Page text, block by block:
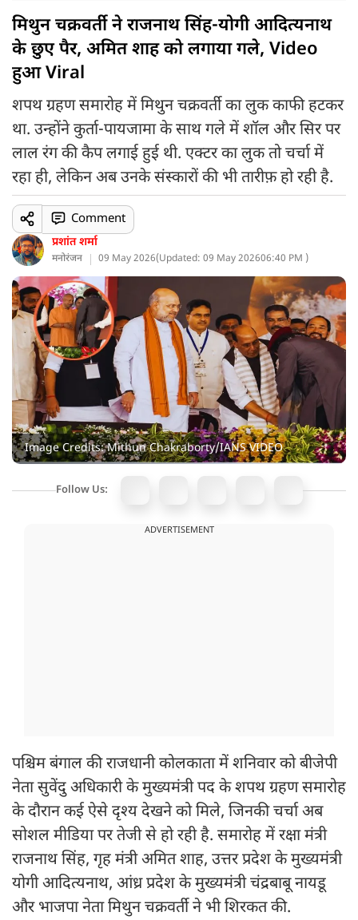
मिथुन चक्रवर्ती ने राजनाथ सिंह-योगी आदित्यनाथ
के छुए पैर, अमित शाह को लगाया गले, Video
हुआ Viral
शपथ ग्रहण समारोह में मिथुन चक्रवर्ती का लुक काफी हटकर
था. उन्होंने कुर्ता-पायजामा के साथ गले में शॉल और सिर पर
लाल रंग की कैप लगाई हुई थी. एक्टर का लुक तो चर्चा में
रहा ही, लेकिन अब उनके संस्कारों की भी तारीफ़ हो रही है.
प्रशांत शर्मा
मनोरंजन 09 May 2026(Updated: 09 May 202606:40 PM )
Comment
Image Credits: Mithun Chakraborty/IANS VIDEO
Follow Us:
ADVERTISEMENT
पश्चिम बंगाल की राजधानी कोलकाता में शनिवार को बीजेपी
नेता सुवेंदु अधिकारी के मुख्यमंत्री पद के शपथ ग्रहण समारोह
के दौरान कई ऐसे दृश्य देखने को मिले, जिनकी चर्चा अब
सोशल मीडिया पर तेजी से हो रही है. समारोह में रक्षा मंत्री
राजनाथ सिंह, गृह मंत्री अमित शाह, उत्तर प्रदेश के मुख्यमंत्री
योगी आदित्यनाथ, आंध्र प्रदेश के मुख्यमंत्री चंद्रबाबू नायडू
और भाजपा नेता मिथुन चक्रवर्ती ने भी शिरकत की.